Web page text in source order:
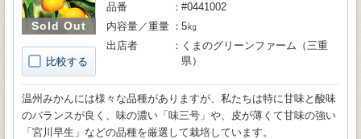
Sold Out
比較する
品番
#0441002
内容量／重量
5㎏
出店者
くまのグリーンファーム（三重
県）
温州みかんには様々な品種がありますが、私たちは特に甘味と酸味
のバランスが良く、味の濃い「味三号」や、皮が薄くて甘味の強い
「宮川早生」などの品種を厳選して栽培しています。